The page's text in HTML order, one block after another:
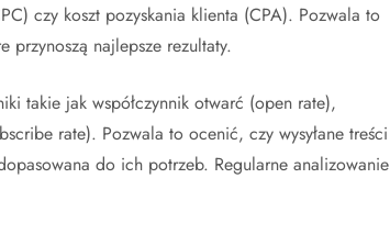
czy koszt pozyskania klienta (CPA). Pozwala to
przynoszą najlepsze rezultaty.
takie jak współczynnik otwarć (open rate),
rate). Pozwala to ocenić, czy wysyłane treści
do ich potrzeb. Regularne analizowanie